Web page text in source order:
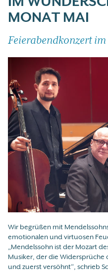
MONAT MAI
Feierabendkonzert
Wir begrüßen mit
emotionalen und virtuosen
„Mendelssohn ist der Mozart
Musiker, der die Widersprüche
und zuerst versöhnt“, schrieb